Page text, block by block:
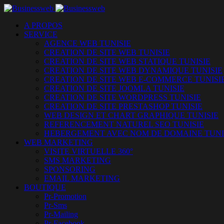
A PROPOS
SERVICE
AGENCE WEB TUNISIE
CREATION DE SITE WEB TUNISIE
CREATION DE SITE WEB STATIQUE TUNISIE
CREATION DE SITE WEB DYNAMIQUE TUNISIE
CREATION DE SITE WEB E-COMMERCE
CREATION DE SITE JOOMLA TUNISIE
CREATION DE SITE WORDPRESS TUNISIE
CREATION DE SITE PRESTASHOP TUNISIE
WEB DESIGN ET CHART GRAPHIQUE TUNISIE
REFERENCEMENT NATUREL SEO TUNISIE
HEBERGEMENT AVEC NOM DE DOMAINE
WEB MARKETING
VISITE VIRTUELLE 360°
SMS MARKETING
SPONSORING
EMAIL MARKETING
BOUTIQUE
Pr-Promotion
Pr-Sms
Pr-Mailing